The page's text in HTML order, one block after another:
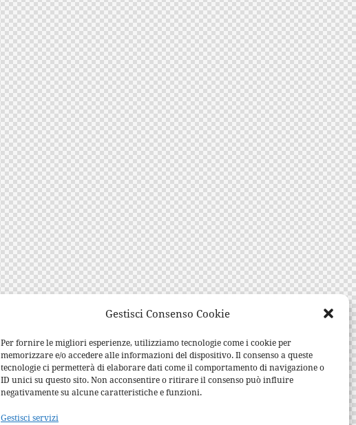
Gestisci Consenso Cookie
Per fornire le migliori esperienze, utilizziamo tecnologie come i cookie per
memorizzare e/o accedere alle informazioni del dispositivo. Il consenso a queste
tecnologie ci permetterà di elaborare dati come il comportamento di navigazione o
ID unici su questo sito. Non acconsentire o ritirare il consenso può influire
negativamente su alcune caratteristiche e funzioni.
Gestisci servizi